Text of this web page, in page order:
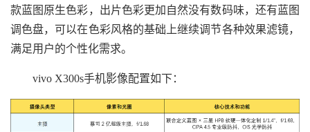
款蓝图原生色彩，出片色彩更加自然没有数码味，还有蓝图
调色盘，可以在色彩风格的基础上继续调节各种效果滤镜，
满足用户的个性化需求。
vivo X300s手机影像配置如下：